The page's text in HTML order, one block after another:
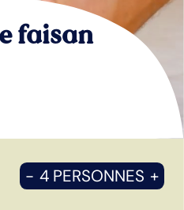
faisan
- 4 PERSONNES +